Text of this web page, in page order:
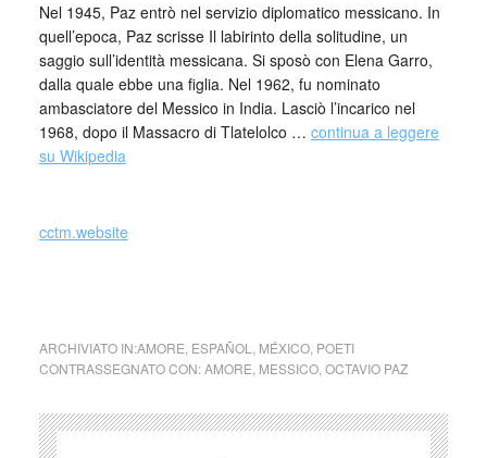
Nel 1945, Paz entrò nel servizio diplomatico messicano. In
quell’epoca, Paz scrisse Il labirinto della solitudine, un
saggio sull’identità messicana. Si sposò con Elena Garro,
dalla quale ebbe una figlia. Nel 1962, fu nominato
ambasciatore del Messico in India. Lasciò l’incarico nel
1968, dopo il Massacro di Tlatelolco … continua a leggere
su Wikipedia
cctm.website
ARCHIVIATO IN:AMORE ESPAÑOL MÉXICO, POETI
CONTRASSEGNATO CON:AMORE MESSICO, OCTAVIO PAZ